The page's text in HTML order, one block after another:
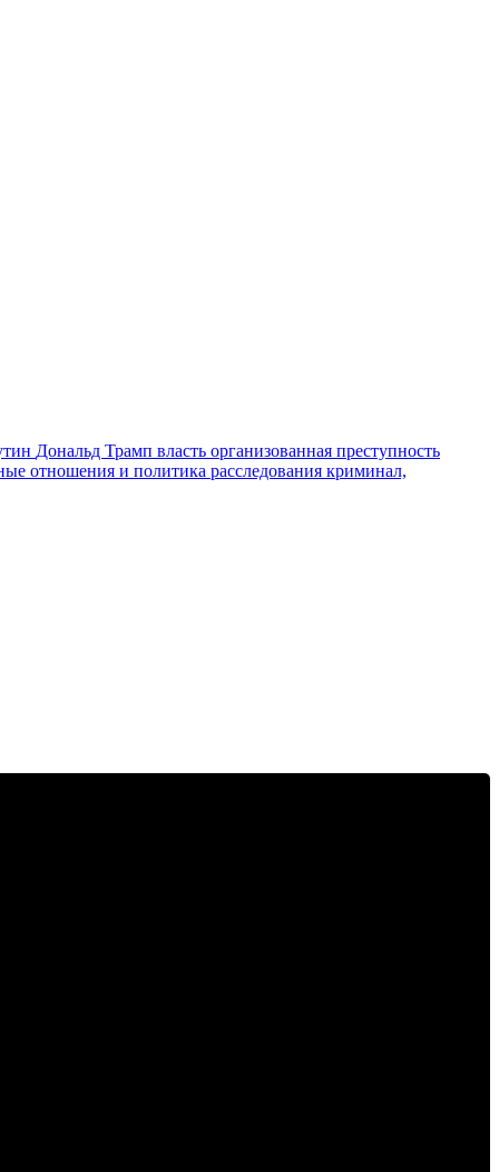
Дональд Трамп власть организованная преступность
отношения и политика расследования криминал,